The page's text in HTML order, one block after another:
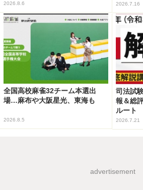
2026.8.6 2026.7.16
全国高校麻雀32チーム本選出
場…麻布や大阪星光、東海も
2026.8.5
司法試
報＆総
ルート
2026.7.21
advertisement